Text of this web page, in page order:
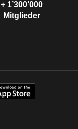
+ 1’300’000
Mitglieder